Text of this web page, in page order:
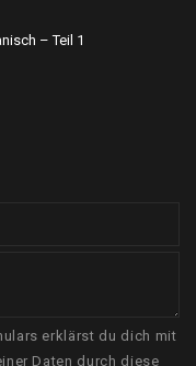
– Teil 1
erklärst du dich mit
Daten durch diese